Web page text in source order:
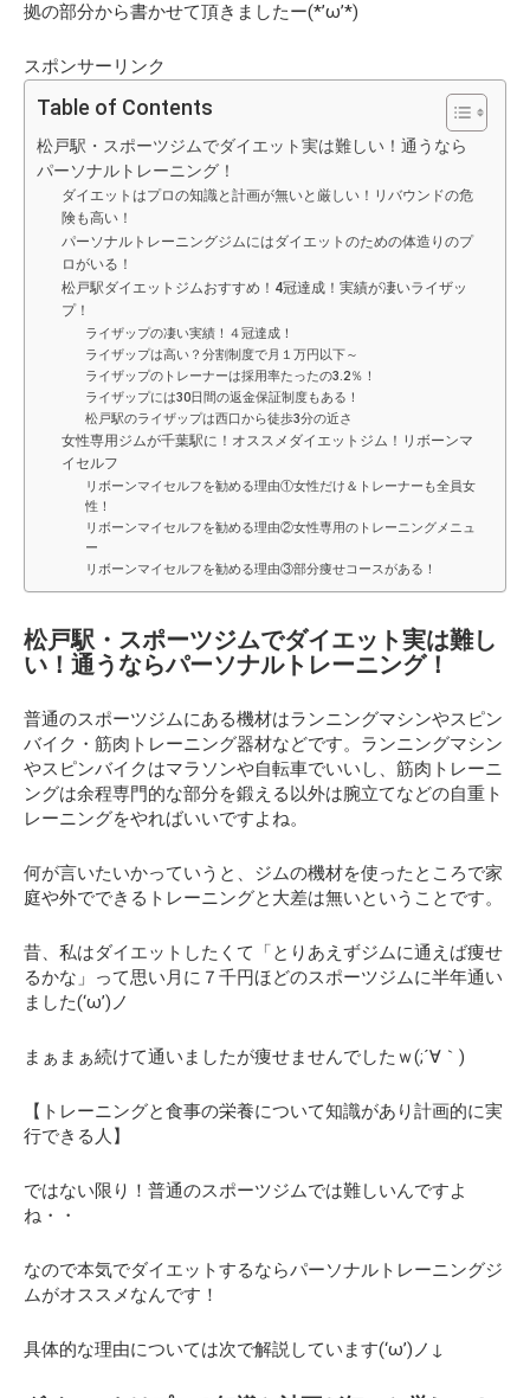
拠の部分から書かせて頂きましたー(*’ω’*)
スポンサーリンク
Table of Contents
松戸駅・スポーツジムでダイエット実は難しい！通うなら
パーソナルトレーニング！
ダイエットはプロの知識と計画が無いと厳しい！リバウンドの危
険も高い！
パーソナルトレーニングジムにはダイエットのための体造りのプ
ロがいる！
松戸駅ダイエットジムおすすめ！4冠達成！実績が凄いライザッ
プ！
ライザップの凄い実績！４冠達成！
ライザップは高い？分割制度で月１万円以下～
ライザップのトレーナーは採用率たったの3.2％！
ライザップには30日間の返金保証制度もある！
松戸駅のライザップは西口から徒歩3分の近さ
女性専用ジムが千葉駅に！オススメダイエットジム！リボーンマ
イセルフ
リボーンマイセルフを勧める理由①女性だけ＆トレーナーも全員女
性！
リボーンマイセルフを勧める理由②女性専用のトレーニングメニュ
ー
リボーンマイセルフを勧める理由③部分痩せコースがある！
松戸駅・スポーツジムでダイエット実は難し
い！通うならパーソナルトレーニング！
普通のスポーツジムにある機材はランニングマシンやスピン
バイク・筋肉トレーニング器材などです。ランニングマシン
やスピンバイクはマラソンや自転車でいいし、筋肉トレーニ
ングは余程専門的な部分を鍛える以外は腕立てなどの自重ト
レーニングをやればいいですよね。
何が言いたいかっていうと、ジムの機材を使ったところで家
庭や外でできるトレーニングと大差は無いということです。
昔、私はダイエットしたくて
「とりあえずジムに通えば痩せ
るかな」
って思い月に７千円ほどのスポーツジムに半年通い
ました(‘ω’)ノ
まぁまぁ続けて通いましたが痩せませんでしたｗ(;´∀｀)
【トレーニングと食事の栄養について知識があり計画的に実
行できる人】
ではない限り！普通のスポーツジムでは難しいんですよ
ね・・
なので本気でダイエットするならパーソナルトレーニングジ
ムがオススメなんです！
具体的な理由については次で解説しています(‘ω’)ノ↓